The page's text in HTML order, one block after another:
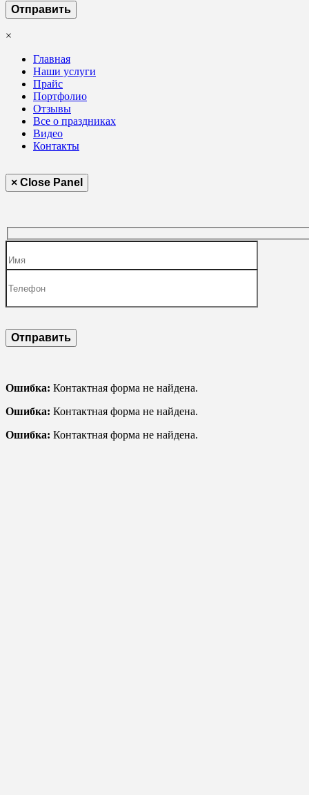
×
Главная
Наши услуги
Прайс
Портфолио
Отзывы
Все о праздниках
Видео
Контакты
× Close Panel
Ошибка: Контактная форма не найдена.
Ошибка: Контактная форма не найдена.
Ошибка: Контактная форма не найдена.